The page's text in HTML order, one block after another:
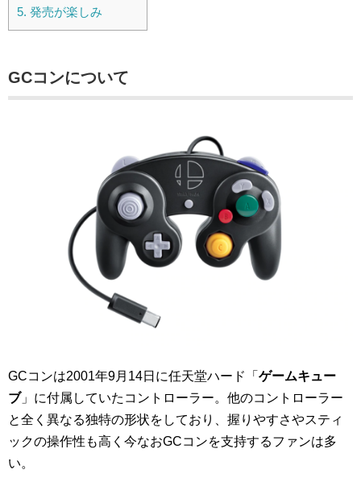
5. 発売が楽しみ
GCコンについて
GCコンは2001年9月14日に任天堂ハード「 ゲームキュー
ブ」に付属していたコントローラー。他のコントローラー
と全く異なる独特の形状をしており、握りやすさやスティ
ックの操作性も高く今なおGCコンを支持するファンは多
い。